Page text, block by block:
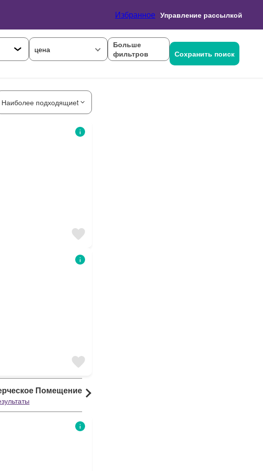
Избранное Управление рассылкой
цена
Больше
фильтров
Сохранить поиск
Наиболее подходящиеt
Помещение